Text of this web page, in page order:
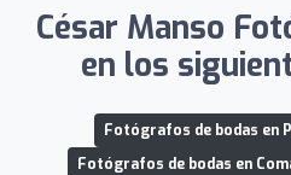
César Manso
en los
Fotógrafos de bodas en
Fotógrafos de bodas en